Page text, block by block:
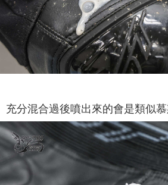
充分混合過後噴出來的會是類似慕